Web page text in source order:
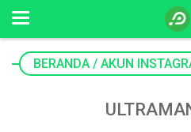
BERANDA / AKUN